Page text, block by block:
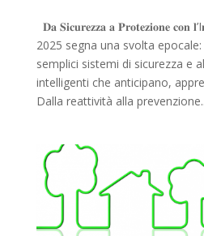
𝐃𝐚 𝐒𝐢𝐜𝐮𝐫𝐞𝐳𝐳𝐚 𝐚 𝐏𝐫𝐨𝐭𝐞𝐳𝐢𝐨𝐧𝐞 𝐜𝐨𝐧
2025 segna una svolta
semplici sistemi di sicurezza e
intelligenti che anticipano,
Dalla reattività alla